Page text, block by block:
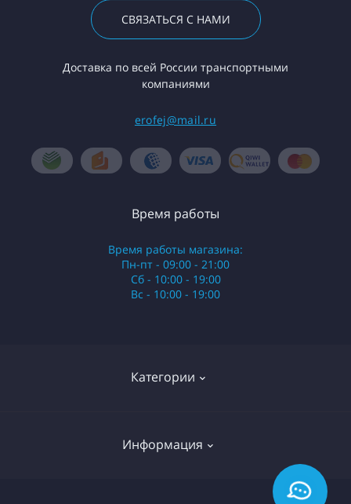
СВЯЗАТЬСЯ С НАМИ
Доставка по всей России транспортными
компаниями
erofej@mail.ru
Категории
Информация
Время работы
Время работы магазина:
Пн-пт - 09:00 - 21:00
Сб - 10:00 - 19:00
Вс - 10:00 - 19:00